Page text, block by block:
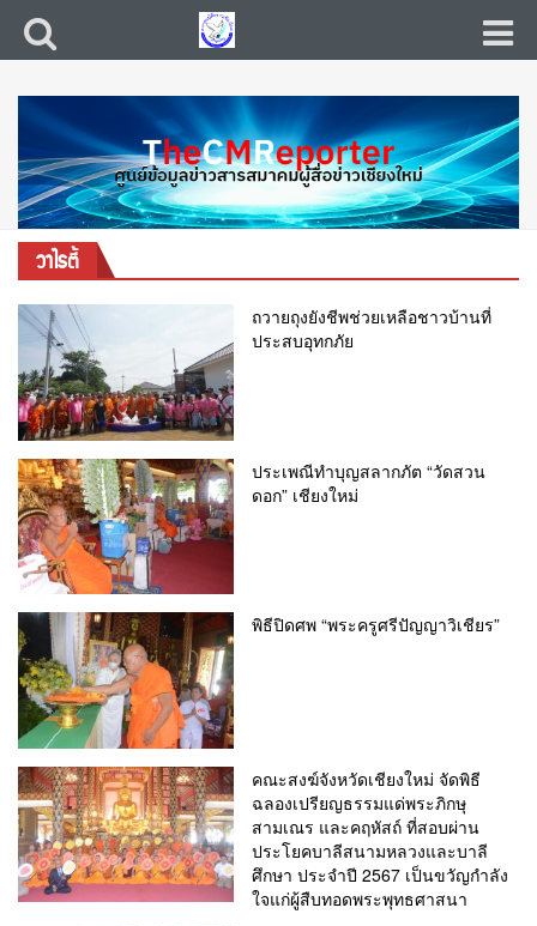
วาไรตี้
ถวายถุงยังชีพช่วยเหลือชาวบ้านที่
ประสบอุทกภัย
ประเพณีทำบุญสลากภัต “วัดสวน
ดอก” เชียงใหม่
พิธีปิดศพ “พระครูศรีปัญญาวิเชียร”
คณะสงฆ์จังหวัดเชียงใหม่ จัดพิธี
ฉลองเปรียญธรรมแด่พระภิกษุ
สามเณร และคฤหัสถ์ ที่สอบผ่าน
ประโยคบาลีสนามหลวงและบาลี
ศึกษา ประจำปี 2567 เป็นขวัญกำลัง
ใจแก่ผู้สืบทอดพระพุทธศาสนา